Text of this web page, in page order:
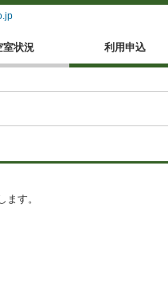
室状況 利用申込
す。